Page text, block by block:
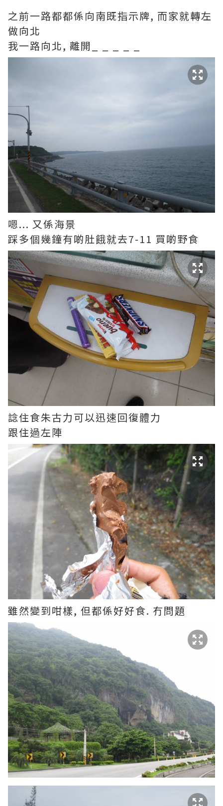
之前一路都都係向南既指示牌, 而家就轉左
做向北
我一路向北, 離開_ _ _ _ _
嗯... 又係海景
踩多個幾鐘有啲肚餓就去7-11 買啲野食
諗住食朱古力可以迅速回復體力
跟住過左陣
雖然變到咁樣, 但都係好好食. 冇問題